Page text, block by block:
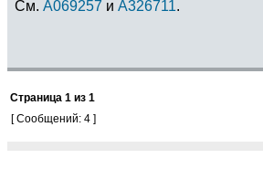
См. A069257 и A326711.
Страница 1 из 1
[ Сообщений: 4 ]